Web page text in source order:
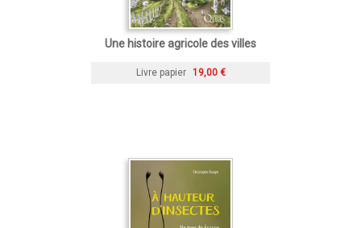
Une histoire agricole des villes
Livre papier 19,00 €